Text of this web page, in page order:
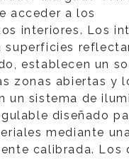
acceder a los
interiores. Los
superficies
establecen un
zonas abiertas y
un sistema de
diseñado
mediante
calibrada. Los